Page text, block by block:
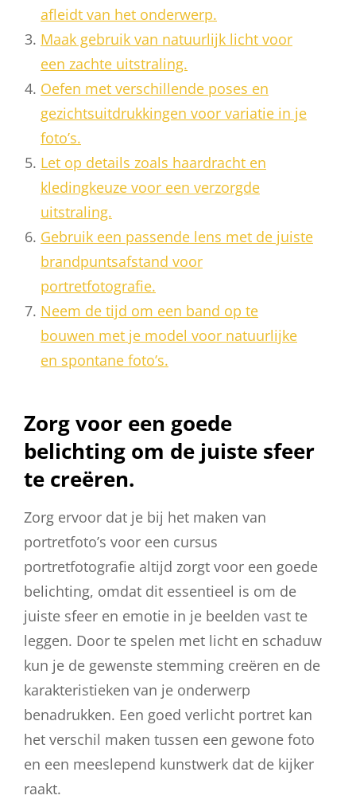
afleidt van het onderwerp.
Maak gebruik van natuurlijk licht voor
een zachte uitstraling.
Oefen met verschillende poses en
gezichtsuitdrukkingen voor variatie in je
foto’s.
Let op details zoals haardracht en
kledingkeuze voor een verzorgde
uitstraling.
Gebruik een passende lens met de juiste
brandpuntsafstand voor
portretfotografie.
Neem de tijd om een band op te
bouwen met je model voor natuurlijke
en spontane foto’s.
Zorg voor een goede
belichting om de juiste sfeer
te creëren.
Zorg ervoor dat je bij het maken van
portretfoto’s voor een cursus
portretfotografie altijd zorgt voor een goede
belichting, omdat dit essentieel is om de
juiste sfeer en emotie in je beelden vast te
leggen. Door te spelen met licht en schaduw
kun je de gewenste stemming creëren en de
karakteristieken van je onderwerp
benadrukken. Een goed verlicht portret kan
het verschil maken tussen een gewone foto
en een meeslepend kunstwerk dat de kijker
raakt.